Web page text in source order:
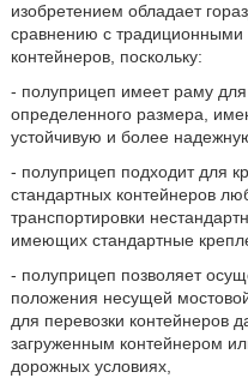
изобретением обладает
сравнению с традиционными
контейнеров, поскольку:
- полуприцеп имеет раму для
определенного размера,
устойчивую и более
- полуприцеп подходит для
стандартных контейнеров
транспортировки
имеющих стандартные
- полуприцеп позволяет
положения несущей
для перевозки контейнеров
загруженным контейнером
дорожных условиях,